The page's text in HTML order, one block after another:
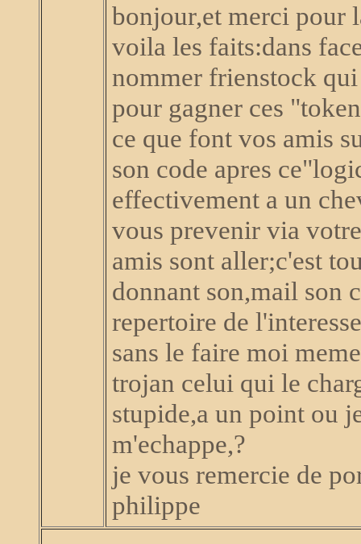
bonjour,et merci pour
voila les faits:dans
nommer frienstock
pour gagner ces
ce que font vos amis
son code apres
effectivement a un
vous prevenir via
amis sont aller;c'est
donnant son,mail son
repertoire de
sans le faire moi
trojan celui qui le
stupide,a un point ou
m'echappe,?
je vous remercie de
philippe